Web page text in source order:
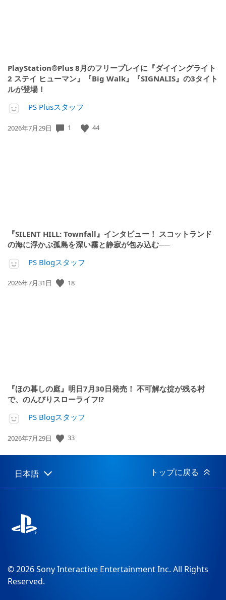
PlayStation®Plus 8月のフリープレイに『ダイイングライト
2 ステイ ヒューマン』『Big Walk』『SIGNALIS』の3タイト
ルが登場！
PS Plusスタッフ
公
2026年7月29日 1 44
『SILENT HILL: Townfall』インタビュー！ スコットランド
の海に浮かぶ孤島を深い霧と静寂が包み込む──
PS Blogスタッフ
公
2026年7月31日 18
『ほの暮しの庭』明日7月30日発売！ 不可解な掟が残る村
で、のんびりスローライフ!?
PS Blogスタッフ
公
日:
2026年7月29日 33
Select
a
Current
region:
日本語 トップに戻る
© 2026 Sony Interactive Entertainment Inc. All Rights
Reserved.